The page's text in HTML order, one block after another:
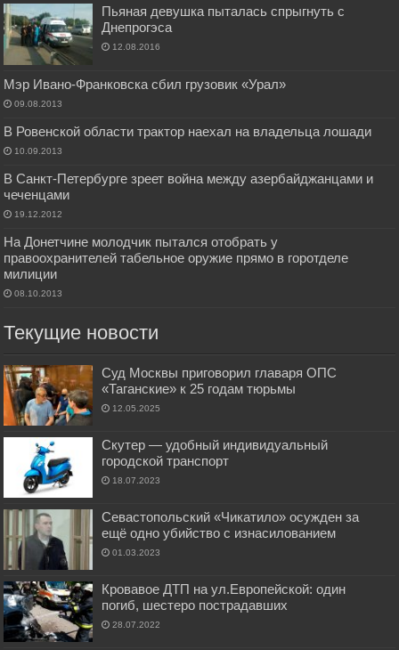
Пьяная девушка пыталась спрыгнуть с
Днепрогэса
12.08.2016
Мэр Ивано-Франковска сбил грузовик «Урал»
09.08.2013
В Ровенской области трактор наехал на владельца лошади
10.09.2013
В Санкт-Петербурге зреет война между азербайджанцами и
чеченцами
19.12.2012
На Донетчине молодчик пытался отобрать у
правоохранителей табельное оружие прямо в горотделе
милиции
08.10.2013
Текущие новости
Суд Москвы приговорил главаря ОПС
«Таганские» к 25 годам тюрьмы
12.05.2025
Скутер — удобный индивидуальный
городской транспорт
18.07.2023
Севастопольский «Чикатило» осужден за
ещё одно убийство с изнасилованием
01.03.2023
Кровавое ДТП на ул.Европейской: один
погиб, шестеро пострадавших
28.07.2022